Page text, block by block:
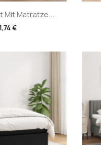
Mit Matratze...
€